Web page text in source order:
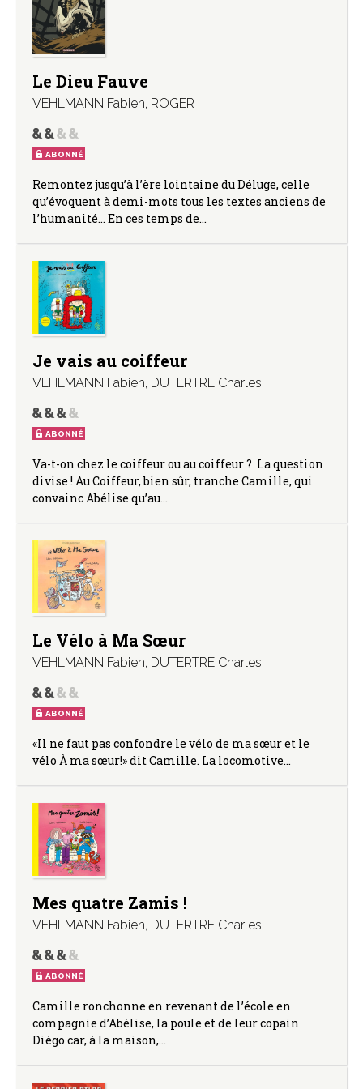
Le Dieu Fauve
VEHLMANN Fabien, ROGER
ABONNÉ
Remontez jusqu’à l’ère lointaine du Déluge, celle
qu’évoquent à demi-mots tous les textes anciens de
l’humanité… En ces temps de…
Je vais au coiffeur
VEHLMANN Fabien, DUTERTRE Charles
ABONNÉ
Va-t-on chez le coiffeur ou au coiffeur ? La question
divise ! Au Coiffeur, bien sûr, tranche Camille, qui
convainc Abélise qu’au…
Le Vélo à Ma Sœur
VEHLMANN Fabien, DUTERTRE Charles
ABONNÉ
«Il ne faut pas confondre le vélo de ma sœur et le
vélo À ma sœur!» dit Camille. La locomotive…
Mes quatre Zamis !
VEHLMANN Fabien, DUTERTRE Charles
ABONNÉ
Camille ronchonne en revenant de l’école en
compagnie d’Abélise, la poule et de leur copain
Diégo car, à la maison,…